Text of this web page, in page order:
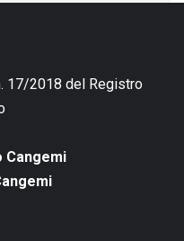
17/2018 del Registro
Cangemi